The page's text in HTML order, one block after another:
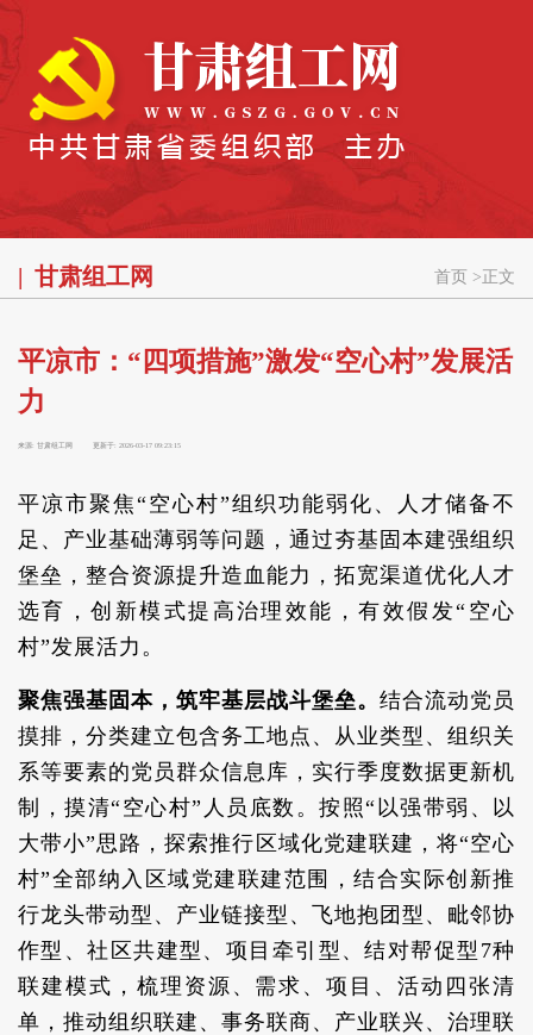
甘肃组工网 首页 > 正文
平凉市：“四项措施”激发“空心村”发展活
力
来源: 甘肃组工网 更新于: 2026-03-17 09:23:15
平凉市聚焦“空心村”组织功能弱化、人才储备不
足、产业基础薄弱等问题，通过夯基固本建强组织
堡垒，整合资源提升造血能力，拓宽渠道优化人才
选育，创新模式提高治理效能，有效假发“空心
村”发展活力。
聚焦强基固本，筑牢基层战斗堡垒。 结合流动党员
摸排，分类建立包含务工地点、从业类型、组织关
系等要素的党员群众信息库，实行季度数据更新机
制，摸清“空心村”人员底数。按照“以强带弱、以
大带小”思路，探索推行区域化党建联建，将“空心
村”全部纳入区域党建联建范围，结合实际创新推
行龙头带动型、产业链接型、飞地抱团型、毗邻协
作型、社区共建型、项目牵引型、结对帮促型7种
联建模式，梳理资源、需求、项目、活动四张清
单，推动组织联建、事务联商、产业联兴、治理联